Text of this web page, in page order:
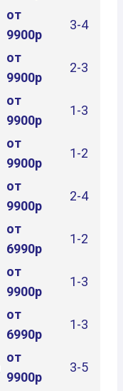
от
9900р
3-4
от
9900р
2-3
от
9900р
1-3
от
9900р
1-2
от
9900р
2-4
от
6990р
1-2
от
9900р
1-3
от
6990р
1-3
от
9900р
3-5